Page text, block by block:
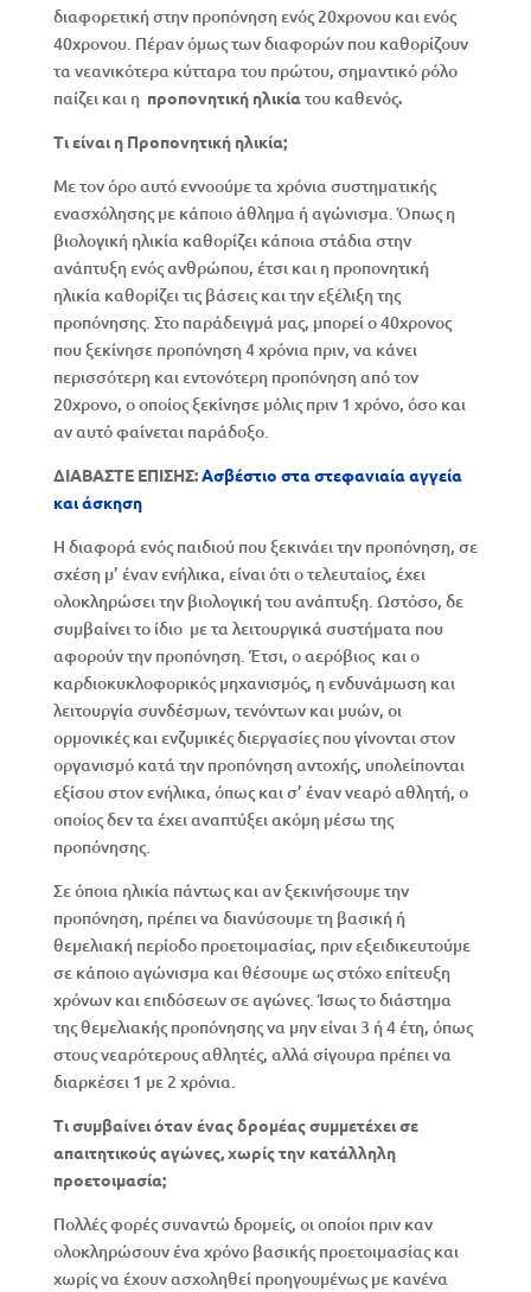
διαφορετική στην προπόνηση ενός 20χρονου και ενός
40χρονου. Πέραν όμως των διαφορών που καθορίζουν
τα νεανικότερα κύτταρα του πρώτου, σημαντικό ρόλο
παίζει και η προπονητική ηλικίατου καθενός.
Τι είναι η Προπονητική ηλικία;
Με τον όρο αυτό εννοούμε τα χρόνια συστηματικής
ενασχόλησης με κάποιο άθλημα ή αγώνισμα. Όπως η
βιολογική ηλικία καθορίζει κάποια στάδια στην
ανάπτυξη ενός ανθρώπου, έτσι και η προπονητική
ηλικία καθορίζει τις βάσεις και την εξέλιξη της
προπόνησης. Στο παράδειγμά μας, μπορεί ο 40χρονος
που ξεκίνησε προπόνηση 4 χρόνια πριν, να κάνει
περισσότερη και εντονότερη προπόνηση από τον
20χρονο, ο οποίος ξεκίνησε μόλις πριν 1 χρόνο, όσο και
αν αυτό φαίνεται παράδοξο.
ΔΙΑΒΑΣΤΕ ΕΠΙΣΗΣ:Aσβέστιο στα στεφανιαία αγγεία
και άσκηση
Η διαφορά ενός παιδιού που ξεκινάει την προπόνηση, σε
σχέση μ’ έναν ενήλικα, είναι ότι ο τελευταίος, έχει
ολοκληρώσει την βιολογική του ανάπτυξη. Ωστόσο, δε
συμβαίνει το ίδιο με τα λειτουργικά συστήματα που
αφορούν την προπόνηση. Έτσι, ο αερόβιος και ο
καρδιοκυκλοφορικός μηχανισμός, η ενδυνάμωση και
λειτουργία συνδέσμων, τενόντων και μυών, οι
ορμονικές και ενζυμικές διεργασίες που γίνονται στον
οργανισμό κατά την προπόνηση αντοχής, υπολείπονται
εξίσου στον ενήλικα, όπως και σ’ έναν νεαρό αθλητή, ο
οποίος δεν τα έχει αναπτύξει ακόμη μέσω της
προπόνησης.
Σε όποια ηλικία πάντως και αν ξεκινήσουμε την
προπόνηση, πρέπει να διανύσουμε τη βασική ή
θεμελιακή περίοδο προετοιμασίας, πριν εξειδικευτούμε
σε κάποιο αγώνισμα και θέσουμε ως στόχο επίτευξη
χρόνων και επιδόσεων σε αγώνες. Ίσως το διάστημα
της θεμελιακής προπόνησης να μην είναι 3 ή 4 έτη, όπως
στους νεαρότερους αθλητές, αλλά σίγουρα πρέπει να
διαρκέσει 1 με 2 χρόνια.
Τι συμβαίνει όταν ένας δρομέας συμμετέχει σε
απαιτητικούς αγώνες, χωρίς την κατάλληλη
προετοιμασία;
Πολλές φορές συναντώ δρομείς, οι οποίοι πριν καν
ολοκληρώσουν ένα χρόνο βασικής προετοιμασίας και
χωρίς να έχουν ασχοληθεί προηγουμένως με κανένα